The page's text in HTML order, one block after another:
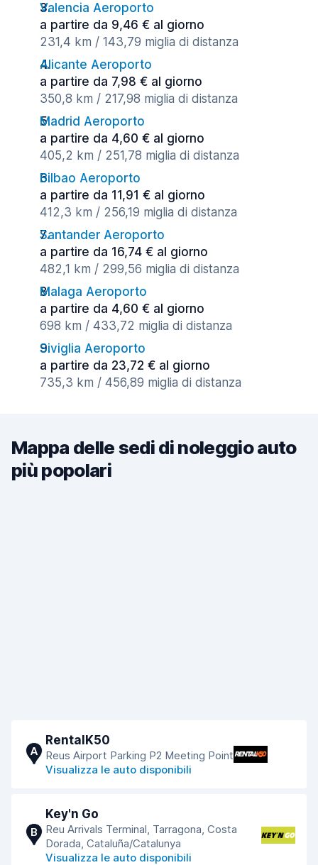
Valencia Aeroporto
a partire da 9,46 € al giorno
231,4 km / 143,79 miglia di distanza
Alicante Aeroporto
a partire da 7,98 € al giorno
350,8 km / 217,98 miglia di distanza
Madrid Aeroporto
a partire da 4,60 € al giorno
405,2 km / 251,78 miglia di distanza
Bilbao Aeroporto
a partire da 11,91 € al giorno
412,3 km / 256,19 miglia di distanza
Santander Aeroporto
a partire da 16,74 € al giorno
482,1 km / 299,56 miglia di distanza
Malaga Aeroporto
a partire da 4,60 € al giorno
698 km / 433,72 miglia di distanza
Siviglia Aeroporto
a partire da 23,72 € al giorno
735,3 km / 456,89 miglia di distanza
Mappa delle sedi di noleggio auto
più popolari
A
RentalK50
Reus Airport Parking P2 Meeting Point
Visualizza le auto disponibili
B
Key'n Go
Reu Arrivals Terminal, Tarragona, Costa
Dorada, Cataluña/Catalunya
Visualizza le auto disponibili